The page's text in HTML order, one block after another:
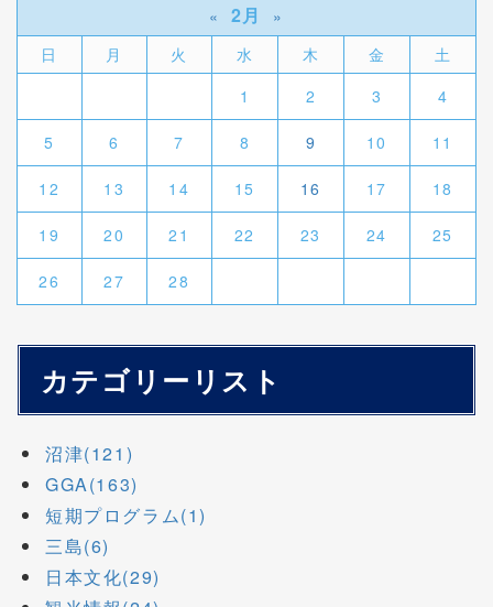
« 2月
»
日
月 火 水 木 金
土
1
2 3 4
5 6 7 8 9 10 11
12 13 14 15 16 17 18
19 20 21 22 23 24 25
26 27 28
カテゴリーリスト
沼津(121)
GGA(163)
短期プログラム(1)
三島(6)
日本文化(29)